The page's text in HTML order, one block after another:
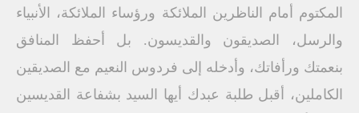
المكتوم أمام الناظرين الملائكة ورؤساء الملائكة، الأنبياء
والرسل، الصديقون والقديسون. بل أحفظ المنافق
بنعمتك ورأفاتك، وأدخله إلى فردوس النعيم مع الصديقين
الكاملين، أقبل طلبة عبدك أيها السيد بشفاعة القديسين